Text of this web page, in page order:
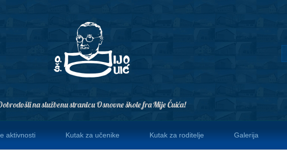
na službenu stranicu Osnovne škole fra Mije Čuića!
aktivnosti Kutak za učenike Kutak za roditelje Galerija